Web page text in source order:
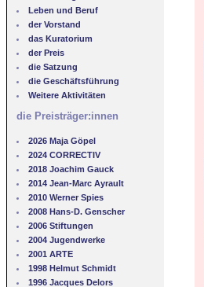
Leben und Beruf
der Vorstand
das Kuratorium
der Preis
die Satzung
die Geschäftsführung
Weitere Aktivitäten
die Preisträger:innen
2026 Maja Göpel
2024 CORRECTIV
2018 Joachim Gauck
2014 Jean-Marc Ayrault
2010 Werner Spies
2008 Hans-D. Genscher
2006 Stiftungen
2004 Jugendwerke
2001 ARTE
1998 Helmut Schmidt
1996 Jacques Delors